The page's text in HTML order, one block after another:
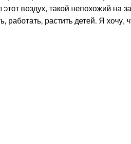
воздух, такой непохожий на
работать, растить детей. Я